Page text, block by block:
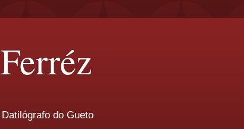
Ferréz
Datilógrafo do Gueto